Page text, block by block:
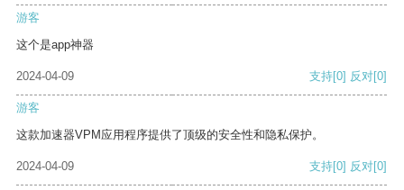
游客
这个是app神器
2024-04-09 支持[0] 反对[0]
游客
这款加速器VPM应用程序提供了顶级的安全性和隐私保护。
2024-04-09 支持[0] 反对[0]